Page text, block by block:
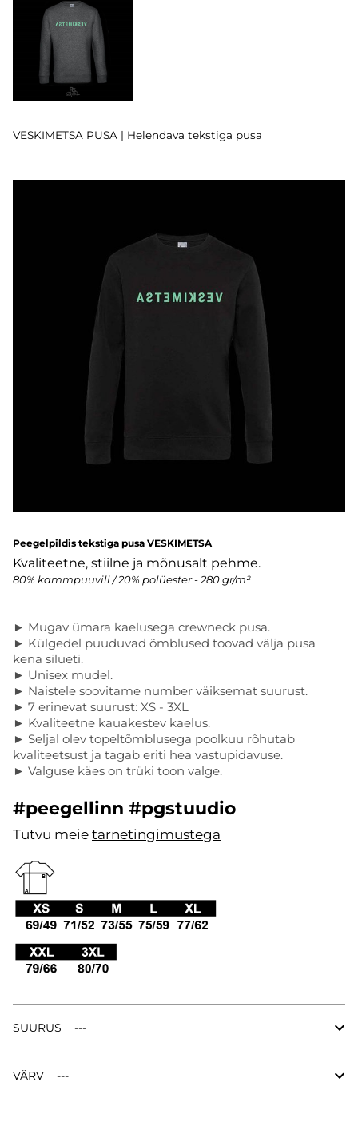
VESKIMETSA PUSA | Helendava tekstiga pusa
Peegelpildis tekstiga pusa VESKIMETSA
Kvaliteetne, stiilne ja mõnusalt pehme.
80% kammpuuvill / 20% polüester - 280 gr/m²
► Mugav ümara kaelusega crewneck pusa.
► Külgedel puuduvad õmblused toovad välja pusa
kena silueti.
► Unisex mudel.
► Naistele soovitame number väiksemat suurust.
► 7 erinevat suurust: XS - 3XL
► Kvaliteetne kauakestev kaelus.
► Seljal olev topeltõmblusega poolkuu rõhutab
kvaliteetsust ja tagab eriti hea vastupidavuse.
► Valguse käes on trüki toon valge.
#peegellinn #pgstuudio
Tutvu meie tarnetingimustega
SUURUS
VÄRV